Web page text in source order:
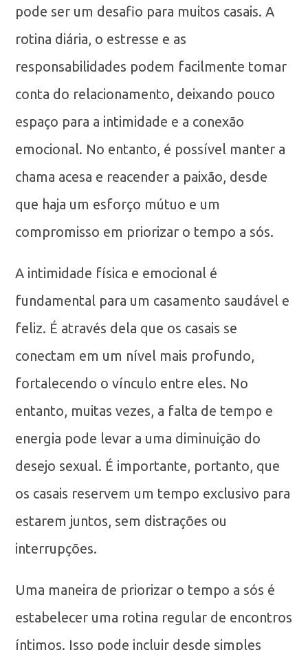
pode ser um desafio para muitos casais. A
rotina diária, o estresse e as
responsabilidades podem facilmente tomar
conta do relacionamento, deixando pouco
espaço para a intimidade e a conexão
emocional. No entanto, é possível manter a
chama acesa e reacender a paixão, desde
que haja um esforço mútuo e um
compromisso em priorizar o tempo a sós.
A intimidade física e emocional é
fundamental para um casamento saudável e
feliz. É através dela que os casais se
conectam em um nível mais profundo,
fortalecendo o vínculo entre eles. No
entanto, muitas vezes, a falta de tempo e
energia pode levar a uma diminuição do
desejo sexual. É importante, portanto, que
os casais reservem um tempo exclusivo para
estarem juntos, sem distrações ou
interrupções.
Uma maneira de priorizar o tempo a sós é
estabelecer uma rotina regular de encontros
íntimos. Isso pode incluir desde simples